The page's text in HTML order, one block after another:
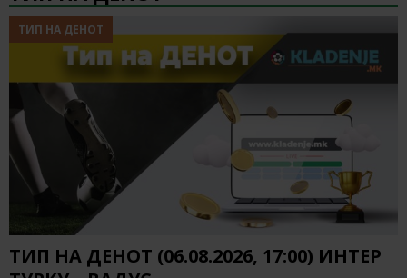
ТИП НА ДЕНОТ
ТИП НА ДЕНОТ (06.08.2026, 17:00) ИНТЕР